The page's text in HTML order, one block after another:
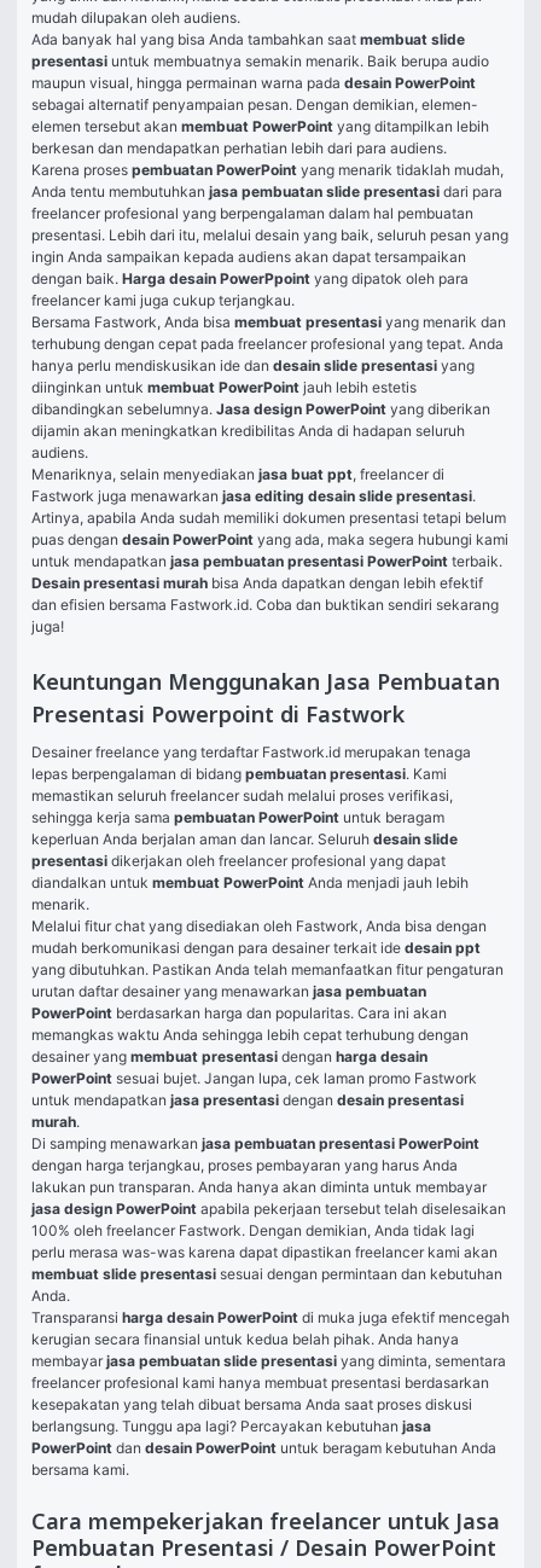
mudah dilupakan oleh audiens.
Ada banyak hal yang bisa Anda tambahkan saat membuat slide
presentasi untuk membuatnya semakin menarik. Baik berupa audio
maupun visual, hingga permainan warna pada desain PowerPoint
sebagai alternatif penyampaian pesan. Dengan demikian, elemen-
elemen tersebut akan membuat PowerPoint yang ditampilkan lebih
berkesan dan mendapatkan perhatian lebih dari para audiens.
Karena proses pembuatan PowerPoint yang menarik tidaklah mudah,
Anda tentu membutuhkan jasa pembuatan slide presentasi dari para
freelancer profesional yang berpengalaman dalam hal pembuatan
presentasi. Lebih dari itu, melalui desain yang baik, seluruh pesan yang
ingin Anda sampaikan kepada audiens akan dapat tersampaikan
dengan baik. Harga desain PowerPpoint yang dipatok oleh para
freelancer kami juga cukup terjangkau.
Bersama Fastwork, Anda bisa membuat presentasi yang menarik dan
terhubung dengan cepat pada freelancer profesional yang tepat. Anda
hanya perlu mendiskusikan ide dan desain slide presentasi yang
diinginkan untuk membuat PowerPoint jauh lebih estetis
dibandingkan sebelumnya. Jasa design PowerPoint yang diberikan
dijamin akan meningkatkan kredibilitas Anda di hadapan seluruh
audiens.
Menariknya, selain menyediakan jasa buat ppt, freelancer di
Fastwork juga menawarkan jasa editing desain slide presentasi.
Artinya, apabila Anda sudah memiliki dokumen presentasi tetapi belum
puas dengan desain PowerPoint yang ada, maka segera hubungi kami
untuk mendapatkan jasa pembuatan presentasi PowerPoint
Desain presentasi murah bisa Anda dapatkan dengan lebih efektif
dan efisien bersama Fastwork.id. Coba dan buktikan sendiri sekarang
juga!
Keuntungan Menggunakan Jasa Pembuatan
Presentasi Powerpoint di Fastwork
Desainer freelance yang terdaftar Fastwork.id merupakan tenaga
lepas berpengalaman di bidang pembuatan presentasi. Kami
memastikan seluruh freelancer sudah melalui proses verifikasi,
sehingga kerja sama pembuatan PowerPoint untuk beragam
keperluan Anda berjalan aman dan lancar. Seluruh desain slide
presentasi dikerjakan oleh freelancer profesional yang dapat
diandalkan untuk membuat PowerPoint Anda menjadi jauh lebih
menarik.
Melalui fitur chat yang disediakan oleh Fastwork, Anda bisa dengan
mudah berkomunikasi dengan para desainer terkait ide desain ppt
yang dibutuhkan. Pastikan Anda telah memanfaatkan fitur pengaturan
urutan daftar desainer yang menawarkan jasa pembuatan
PowerPoint berdasarkan harga dan popularitas. Cara ini akan
memangkas waktu Anda sehingga lebih cepat terhubung dengan
desainer yang membuat presentasi dengan harga desain
PowerPoint sesuai bujet. Jangan lupa, cek laman promo Fastwork
untuk mendapatkan jasa presentasi dengan desain presentasi
murah.
Di samping menawarkan jasa pembuatan presentasi PowerPoint
dengan harga terjangkau, proses pembayaran yang harus Anda
jasa design PowerPoint apabila pekerjaan tersebut telah diselesaikan
100% oleh freelancer Fastwork. Dengan demikian, Anda tidak lagi
membuat slide presentasi sesuai dengan permintaan dan kebutuhan
Anda.
Transparansi harga desain PowerPoint di muka juga efektif mencegah
kerugian secara finansial untuk kedua belah pihak. Anda hanya
membayar jasa pembuatan slide presentasi yang diminta, sementara
freelancer profesional kami hanya membuat presentasi berdasarkan
kesepakatan yang telah dibuat bersama Anda saat proses diskusi
berlangsung. Tunggu apa lagi? Percayakan kebutuhan jasa
PowerPoint dan desain PowerPoint untuk beragam kebutuhan Anda
bersama kami.
Cara mempekerjakan freelancer untuk Jasa
Pembuatan Presentasi / Desain PowerPoint